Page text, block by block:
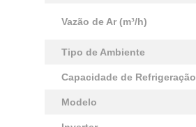
Vazão de Ar (m³/h)
Tipo de Ambiente
Capacidade de Refrigeração
Modelo